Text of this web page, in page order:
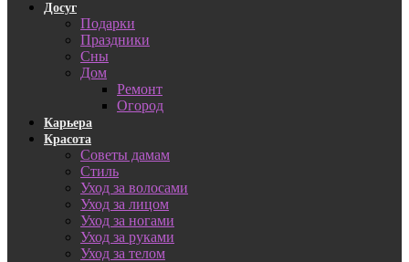
Досуг
Подарки
Праздники
Сны
Дом
Ремонт
Огород
Карьера
Красота
Советы дамам
Стиль
Уход за волосами
Уход за лицом
Уход за ногами
Уход за руками
Уход за телом